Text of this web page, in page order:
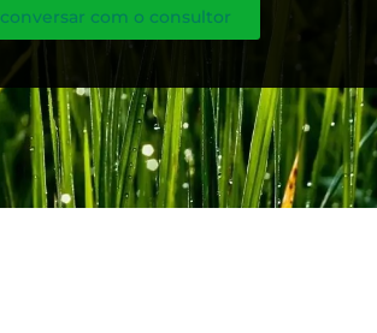
conversar com o consultor